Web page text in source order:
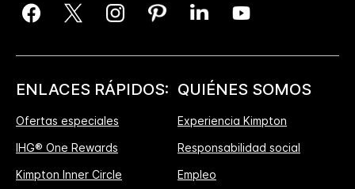
ENLACES RÁPIDOS:
Ofertas especiales
IHG® One Rewards
Kimpton Inner Circle
QUIÉNES SOMOS
Experiencia Kimpton
Responsabilidad social
Empleo